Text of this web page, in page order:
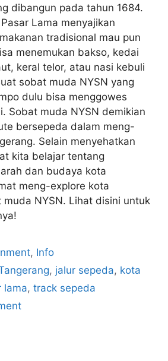
dibangun pada tahun 1684.
Lama menyajikan
tradisional mau pun
menemukan bakso, kedai
keral telor, atau nasi kebuli
sobat muda NYSN yang
dulu bisa menggowes
Sobat muda NYSN demikian
bersepeda dalam meng-
Selain menyehatkan
kita belajar tentang
dan budaya kota
meng-explore kota
muda NYSN. Lihat disini untuk
, Info
, jalur sepeda, kota
lama, track sepeda